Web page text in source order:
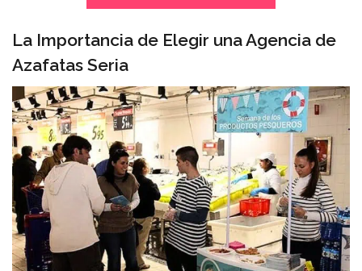
La Importancia de Elegir una Agencia de
Azafatas Seria